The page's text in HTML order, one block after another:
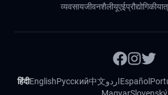
व्यवसायजीवनशैलीयूएईप्रौद्योगिकी
हिंदीEnglishРусский中文اردوEspañol